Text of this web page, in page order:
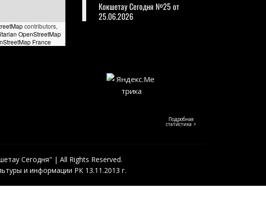
contributors,
OpenStreetMap
France
Кокшетау Сегодня №25 от
25.06.2026
Подробная
статистика >
Сегодня" | All Rights Reserved.
и информации РК 13.11.2013 г.